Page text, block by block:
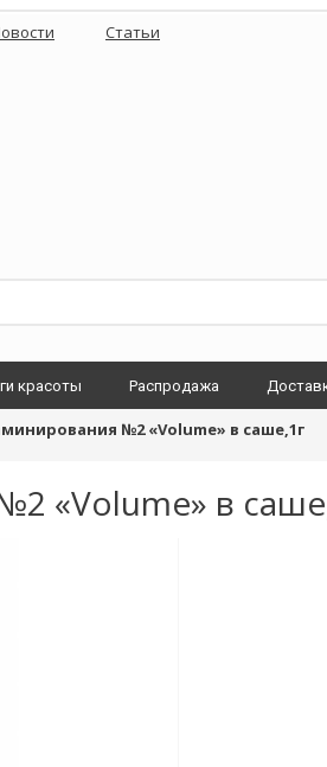
Статьи
красоты Распродажа
№2 «Volume» в саше,1г
«Volume» в